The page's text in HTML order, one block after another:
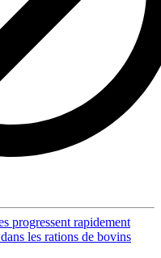
progressent rapidement
les rations de bovins